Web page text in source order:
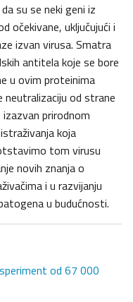
su se neki geni iz
očekivane, uključujući i
izvan virusa. Smatra
antitela koje se bore
u ovim proteinima
neutralizaciju od strane
prirodnom
koja
tom virusu
novih znanja o
i u razvijanju
u budućnosti.
od 67 000